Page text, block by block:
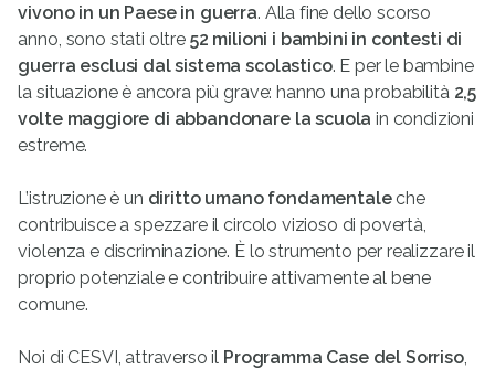
vivono in un Paese in guerra. Alla fine dello scorso
anno, sono stati oltre 52 milioni i bambini in contesti di
guerra esclusi dal sistema scolastico. E per le bambine
la situazione è ancora più grave: hanno una probabilità 2,5
volte maggiore di abbandonare la scuolain condizioni
estreme.
L’istruzione è un diritto umano fondamentale che
contribuisce a spezzare il circolo vizioso di povertà,
violenza e discriminazione. È lo strumento per realizzare il
proprio potenziale e contribuire attivamente al bene
comune.
Noi di CESVI, attraverso il Programma Case del Sorriso,